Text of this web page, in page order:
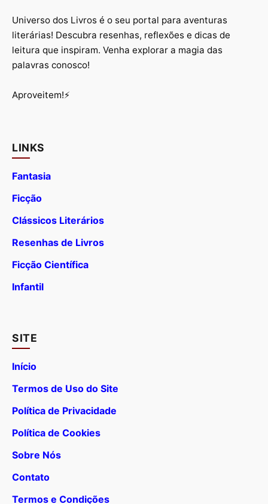
Universo dos Livros é o seu portal para aventuras
literárias! Descubra resenhas, reflexões e dicas de
leitura que inspiram. Venha explorar a magia das
palavras conosco!
Aproveitem!⚡
LINKS
Fantasia
Ficção
Clássicos Literários
Resenhas de Livros
Ficção Científica
Infantil
SITE
Início
Termos de Uso do Site
Política de Privacidade
Política de Cookies
Sobre Nós
Contato
Termos e Condições